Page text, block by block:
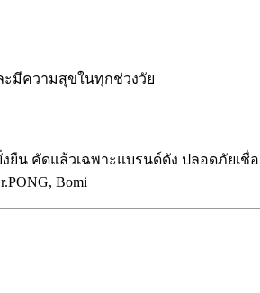
มีความสุขในทุกช่วงวัย
น คัดแล้วเฉพาะแบรนด์ดัง ปลอดภัยเชื่
Bomi